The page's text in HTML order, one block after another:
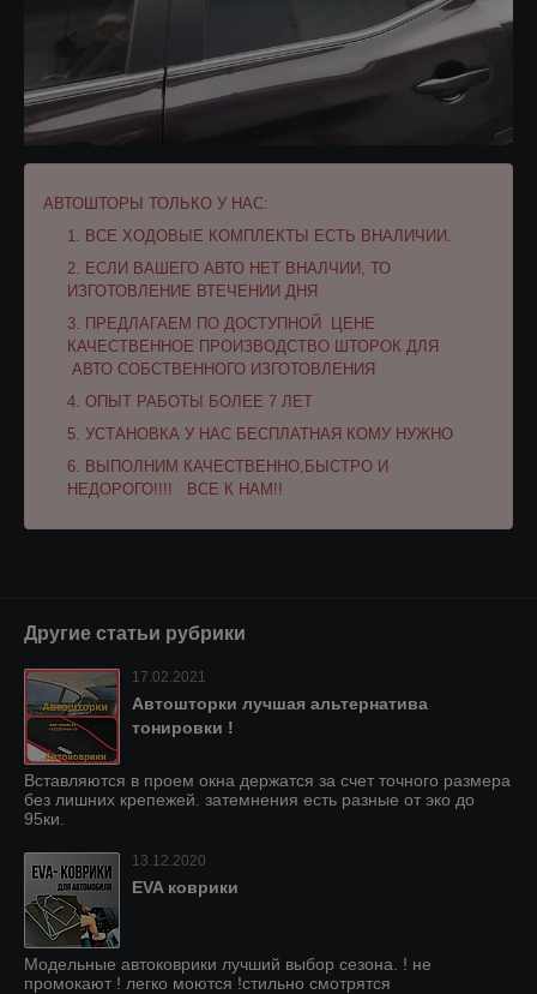
АВТОШТОРЫ ТОЛЬКО У НАС:
ВСЕ ХОДОВЫЕ КОМПЛЕКТЫ ЕСТЬ ВНАЛИЧИИ.
ЕСЛИ ВАШЕГО АВТО НЕТ ВНАЛЧИИ, ТО
ИЗГОТОВЛЕНИЕ ВТЕЧЕНИИ ДНЯ
ПРЕДЛАГАЕМ ПО ДОСТУПНОЙ
ЦЕНЕ
КАЧЕСТВЕННОЕ ПРОИЗВОДСТВО ШТОРОК ДЛЯ
АВТО СОБСТВЕННОГО ИЗГОТОВЛЕНИЯ
ОПЫТ РАБОТЫ БОЛЕЕ 7 ЛЕТ
УСТАНОВКА У НАС БЕСПЛАТНАЯ КОМУ НУЖНО
ВЫПОЛНИМ КАЧЕСТВЕННО,БЫСТРО И
НЕДОРОГО!!!!
ВСЕ К НАМ!!
Другие статьи рубрики
17.02.2021
Автошторки лучшая альтернатива
тонировки !
Вставляются в проем окна держатся за счет точного размера
без лишних крепежей. затемнения есть разные от эко до
95ки.
13.12.2020
EVA коврики
Модельные автоковрики лучший выбор сезона. ! не
промокают ! легко моются !стильно смотрятся